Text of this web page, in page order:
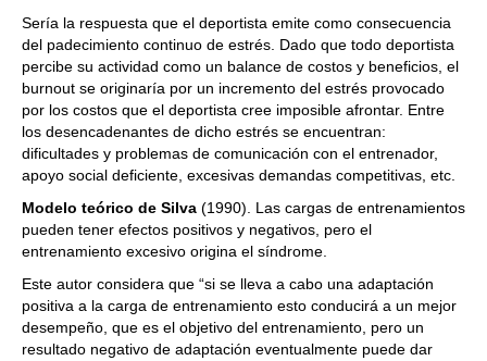
Sería la respuesta que el deportista emite como consecuencia
del padecimiento continuo de estrés. Dado que todo deportista
percibe su actividad como un balance de costos y beneficios, el
burnout se originaría por un incremento del estrés provocado
por los costos que el deportista cree imposible afrontar. Entre
los desencadenantes de dicho estrés se encuentran:
dificultades y problemas de comunicación con el entrenador,
apoyo social deficiente, excesivas demandas competitivas, etc.
Modelo teórico de Silva (1990). Las cargas de entrenamientos
pueden tener efectos positivos y negativos, pero el
entrenamiento excesivo origina el síndrome.
Este autor considera que “si se lleva a cabo una adaptación
positiva a la carga de entrenamiento esto conducirá a un mejor
desempeño, que es el objetivo del entrenamiento, pero un
resultado negativo de adaptación eventualmente puede dar